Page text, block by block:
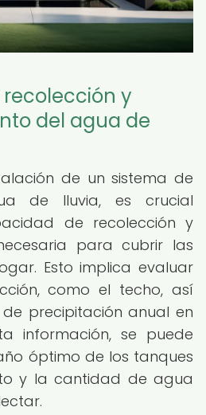
y
del agua de
de un sistema de
de lluvia, es crucial
de recolección y
para cubrir las
Esto implica evaluar
como el techo, así
precipitación anual en
información, se puede
óptimo de los tanques
y la cantidad de agua